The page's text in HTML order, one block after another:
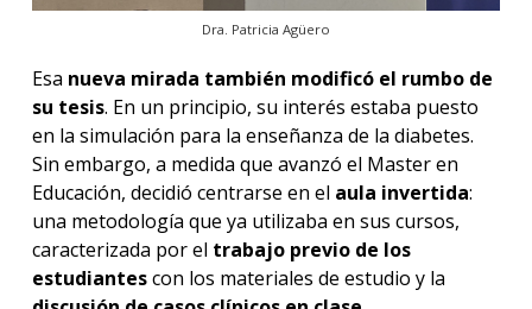
Dra. Patricia Agüero
Esa nueva mirada también modificó el rumbo de
su tesis. En un principio, su interés estaba puesto
en la simulación para la enseñanza de la diabetes.
Sin embargo, a medida que avanzó el Master en
Educación, decidió centrarse en el aula invertida:
una metodología que ya utilizaba en sus cursos,
caracterizada por el trabajo previo de los
estudiantescon los materiales de estudio y la